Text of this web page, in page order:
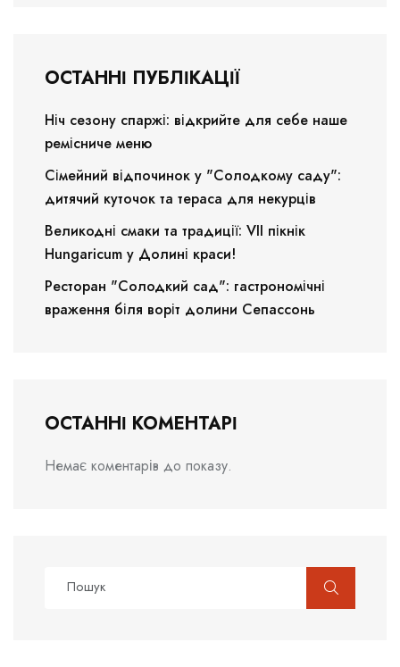
ОСТАННІ ПУБЛІКАЦІЇ
Ніч сезону спаржі: відкрийте для себе наше
ремісниче меню
Сімейний відпочинок у "Солодкому саду":
дитячий куточок та тераса для некурців
Великодні смаки та традиції: VII пікнік
Hungaricum у Долині краси!
Ресторан "Солодкий сад": гастрономічні
враження біля воріт долини Сепассонь
ОСТАННІ КОМЕНТАРІ
Немає коментарів до показу.